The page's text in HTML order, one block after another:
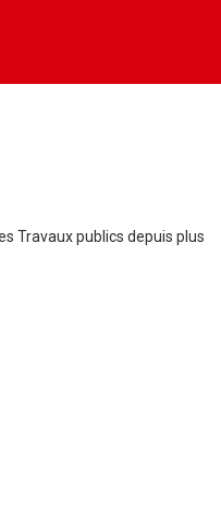
Travaux publics depuis plus